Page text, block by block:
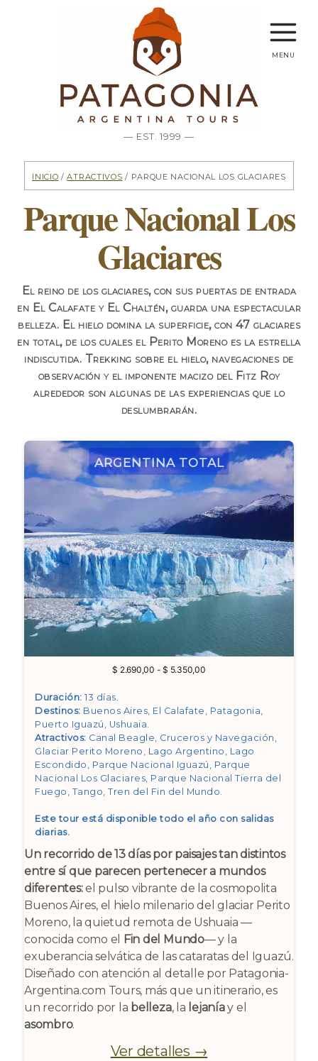
— EST. 1999 —
menu
Inicio /Atractivos / Parque Nacional Los Glaciares
Parque Nacional Los
Glaciares
El reino de los glaciares, con sus puertas de entrada
en El Calafate y El Chaltén, guarda una espectacular
belleza. El hielo domina la superficie, con 47 glaciares
en total, de los cuales el Perito Moreno es la estrella
indiscutida. Trekking sobre el hielo, navegaciones de
observación y el imponente macizo del Fitz Roy
alrededor son algunas de las experiencias que lo
deslumbrarán.
Argentina Total
$ 2.690,00 - $ 5.350,00Rango
desde
hasta
$ 5.350,00
Duración: 13 días.
Destinos: Buenos Aires, El Calafate, Patagonia,
Puerto Iguazú, Ushuaia.
Atractivos: Canal Beagle, Cruceros y Navegación,
Glaciar Perito Moreno, Lago Argentino, Lago
Escondido, Parque Nacional Iguazú, Parque
Nacional Los Glaciares, Parque Nacional Tierra del
Fuego, Tango, Tren del Fin del Mundo.
Este tour está disponible todo el año con salidas
diarias.
Un recorrido de 13 días por paisajes tan distintos
entre sí que parecen pertenecer a mundos
diferentes:el pulso vibrante de la cosmopolita
Buenos Aires, el hielo milenario del glaciar Perito
Moreno, la quietud remota de Ushuaia —
conocida como el Fin del Mundo— y la
exuberancia selvática de las cataratas del Iguazú.
Diseñado con atención al detalle por Patagonia-
Argentina.com Tours, más que un itinerario, es
un recorrido por la belleza, la lejaníay el
asombro.
Ver detalles →